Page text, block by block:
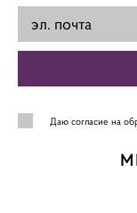
Даю согласие на